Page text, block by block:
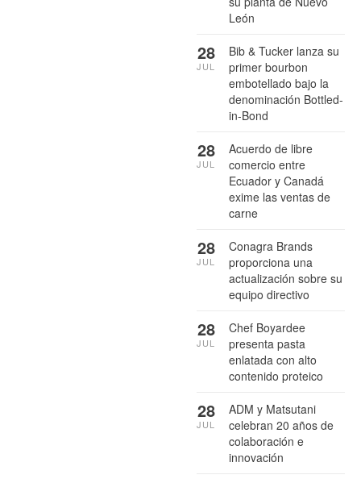
León
Bib & Tucker lanza su
primer bourbon
embotellado bajo la
denominación Bottled-
in-Bond
28
JUL
Acuerdo de libre
comercio entre
Ecuador y Canadá
exime las ventas de
carne
28
JUL
Conagra Brands
proporciona una
actualización sobre su
equipo directivo
28
JUL
Chef Boyardee
presenta pasta
enlatada con alto
contenido proteico
28
JUL
ADM y Matsutani
celebran 20 años de
colaboración e
innovación
28
JUL